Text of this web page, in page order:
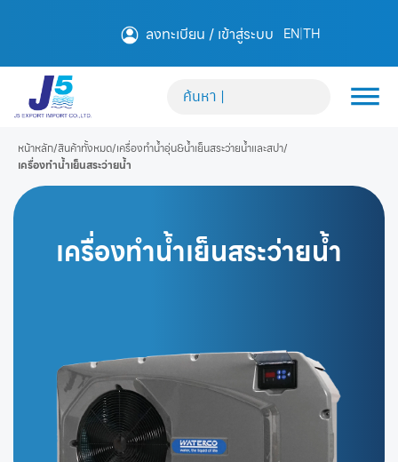
ลงทะเบียน / เข้าสู่ระบบ EN|TH
หน้าหลัก/สินค้าทั้งหมด/เครื่องทำน้ำอุ่น&น้ำเย็นสระว่ายน้ำและสปา/
เครื่องทำน้ำเย็นสระว่ายน้ำ
เครื่องทำน้ำเย็นสระว่ายน้ำ